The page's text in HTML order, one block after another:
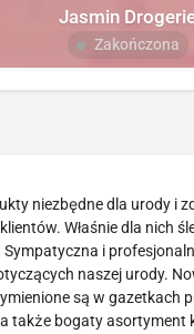
Jasmin
Zakończona
niezbędne dla urody i
Właśnie dla nich
i
naszej urody.
są w
także bogaty